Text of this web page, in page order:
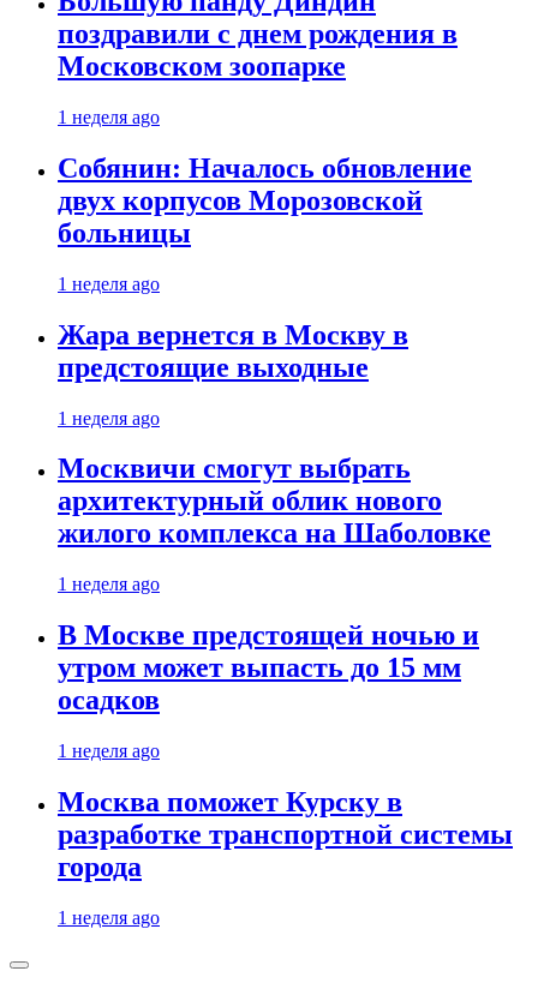
поздравили с днем рождения в
Московском зоопарке
1 неделя ago
Собянин: Началось обновление
двух корпусов Морозовской
больницы
1 неделя ago
Жара вернется в Москву в
предстоящие выходные
1 неделя ago
Москвичи смогут выбрать
архитектурный облик нового
жилого комплекса на Шаболовке
1 неделя ago
В Москве предстоящей ночью и
утром может выпасть до 15 мм
осадков
1 неделя ago
Москва поможет Курску в
разработке транспортной системы
города
1 неделя ago